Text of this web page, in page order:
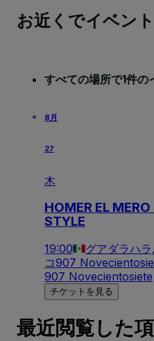
お近くでイベン
すべての場所で1件の
8月
27
木
HOMER EL
STYLE
19:00
グアダラハ
コ907
907 Novecientosiete
チケットを見る
最近閲覧した